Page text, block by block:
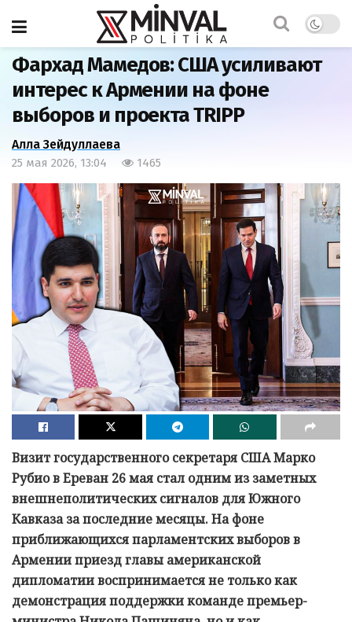
Главная
Фархад Мамедов: США усиливают
интерес к Армении на фоне
выборов и проекта TRIPP
Алла Зейдуллаева
25 мая 2026, 13:04 1465
Визит государственного секретаря США Марко
Рубио в Ереван 26 мая стал одним из заметных
внешнеполитических сигналов для Южного
Кавказа за последние месяцы. На фоне
приближающихся парламентских выборов в
Армении приезд главы американской
дипломатии воспринимается не только как
демонстрация поддержки команде премьер-